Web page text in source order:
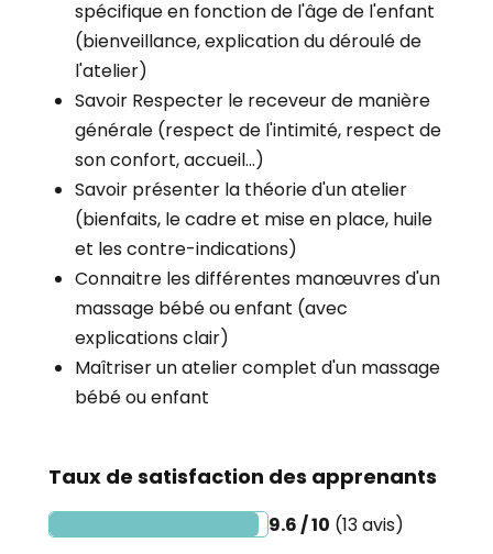
spécifique en fonction de l'âge de l'enfant
(bienveillance, explication du déroulé de
l'atelier)
Savoir Respecter le receveur de manière
générale (respect de l'intimité, respect de
son confort, accueil...)
Savoir présenter la théorie d'un atelier
(bienfaits, le cadre et mise en place, huile
et les contre-indications)
Connaitre les différentes manœuvres d'un
massage bébé ou enfant (avec
explications clair)
Maîtriser un atelier complet d'un massage
bébé ou enfant
Taux de satisfaction des apprenants
9.6 / 10 (13 avis)